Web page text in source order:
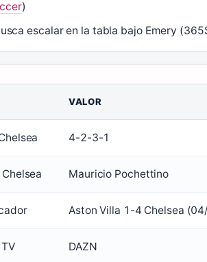
)
escalar en la tabla bajo Emery
VALOR
4-2-3-1
Mauricio Pochettino
Aston Villa 1-4 Chelsea
DAZN